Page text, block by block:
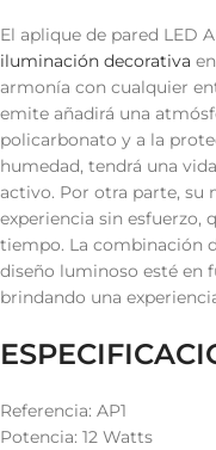
El aplique de pared LED
iluminación decorativa
armonía con cualquier
emite añadirá una
policarbonato y a la
humedad, tendrá una
activo. Por otra parte, su
experiencia sin esfuerzo,
tiempo. La combinación
diseño luminoso esté en
brindando una
Referencia: AP1
Potencia: 12 Watts